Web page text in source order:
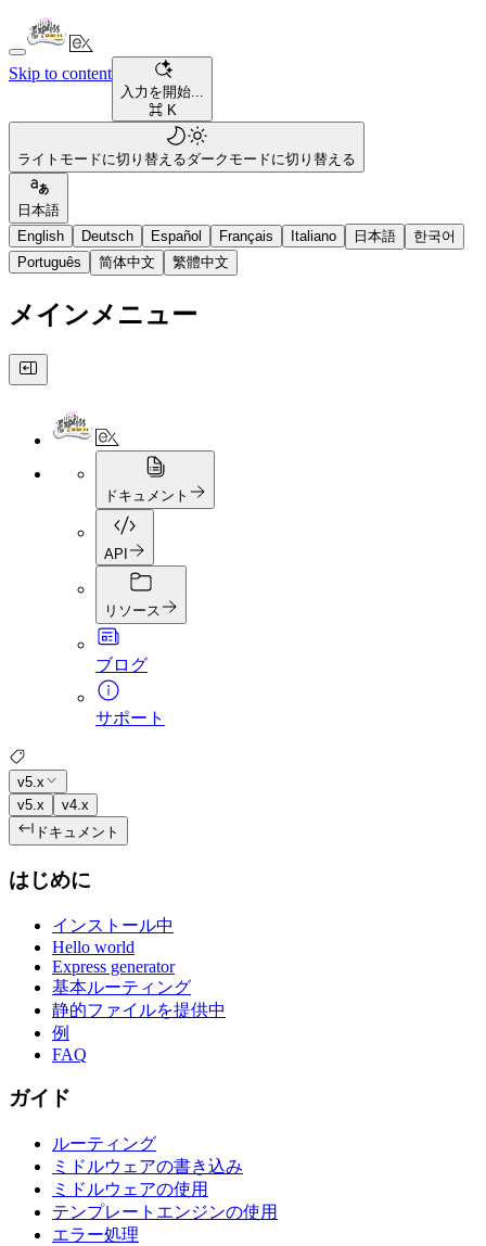
Skip to content
入力を開始...
⌘ K
ライトモードに切り替えるダークモードに切り替える
日本語
English
Deutsch Español Français Italiano 日本語
한국어
Português
简体中文 繁體中文
メインメニュー
ドキュメント
API
リソース
ブログ
サポート
v5.x
v5.x
v4.x
ドキュメント
はじめに
インストール中
Hello world
Express generator
基本ルーティング
静的ファイルを提供中
例
FAQ
ガイド
ルーティング
ミドルウェアの書き込み
ミドルウェアの使用
テンプレートエンジンの使用
エラー処理